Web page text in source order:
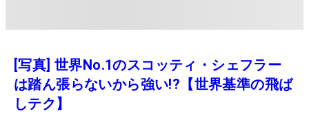
[写真] 世界No.1のスコッティ・シェフラー
は踏ん張らないから強い!?【世界基準の飛ば
しテク】